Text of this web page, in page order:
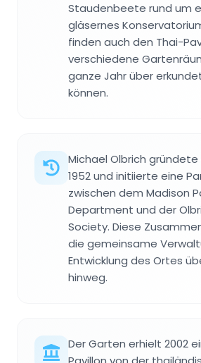
Staudenbeete rund um
gläsernes
finden auch den Thai-
verschiedene
ganze Jahr über
können.
Michael Olbrich
1952 und initiierte eine
zwischen dem Madison
Department und der
Society. Diese
die gemeinsame
Entwicklung des Ortes
hinweg.
Der Garten erhielt 2002